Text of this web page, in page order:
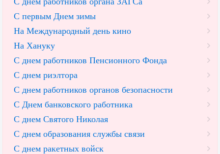
С первым Днем зимы
На Международный день кино
На Хануку
С днем работников Пенсионного Фонда
С днем риэлтора
С днем работников органов безопасности
С Днем банковского работника
С днем Святого Николая
С днем образования службы связи
С днем ракетных войск